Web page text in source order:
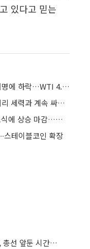
있다고 믿는
국제유가, 미ㆍ이란 종전 합의 전자 서명에 하락…WTI 4.9%↓
네타냐후 "전쟁 끝나지 않아⋯이란 대리 세력과 계속 싸울 것"
유럽증시, 美·이란 종전 MOU 체결 소식에 상승 마감…스톡스600 0.19%↑
스테이블코인 확장
앞둔 시간 끌기”